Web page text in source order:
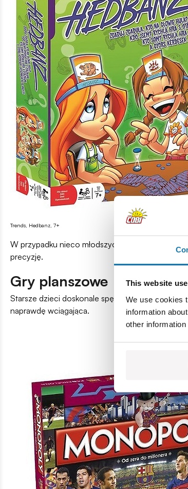
This website
We use cookies
information
other
Trends, Hedbanz, 7+
W przypadku nieco młodszych maluchów
precyzję.
Gry planszowe
Starsze dzieci doskonale spędzą czas przy
naprawdę wciągająca.